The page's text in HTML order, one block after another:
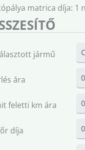
matrica díja: 1
jármű
ára
feletti km ára
díja